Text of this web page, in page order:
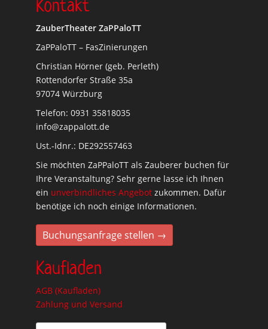
Kontakt
ZauberTheater ZaPPaloTT
ZaPPaloTT – FasZinierungen
Christian Hörner (geb. Perleth)
Rottendorfer Straße 35a
97074 Würzburg
Telefon: 0931 35818035
info@zappalott.de
Ust.-Idnr.: DE292557463
Sie möchten ZaPPaloTT als Zauberer buchen für
Ihre Veranstaltung? Sehr gerne lasse ich Ihnen
ein unverbindliches Angebot zukommen. Dafür
benötige ich noch einige Informationen.
Buchungsanfrage stellen →
Kaufladen
AGB (Kaufladen)
Zahlung und Versand